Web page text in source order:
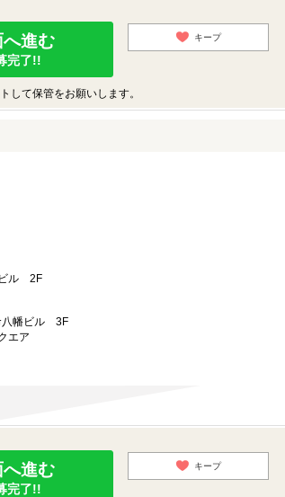
進む
完了!!
キープ
して保管をお願いします。
ル 2F
八幡ビル 3F
エア
進む
完了!!
キープ